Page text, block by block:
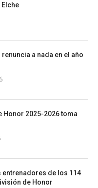
renuncia a nada en el año
Honor 2025-2026 toma
entrenadores de los 114
de Honor